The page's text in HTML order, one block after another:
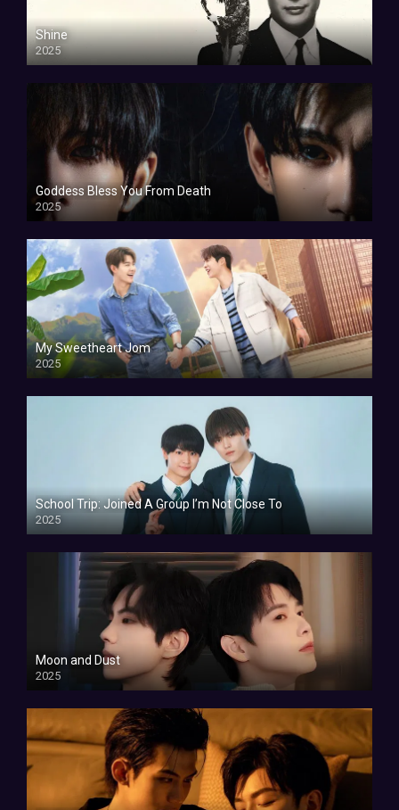
Shine
2025
Goddess Bless You From Death
2025
My Sweetheart Jom
2025
School Trip: Joined A Group I’m Not Close To
2025
Moon and Dust
2025